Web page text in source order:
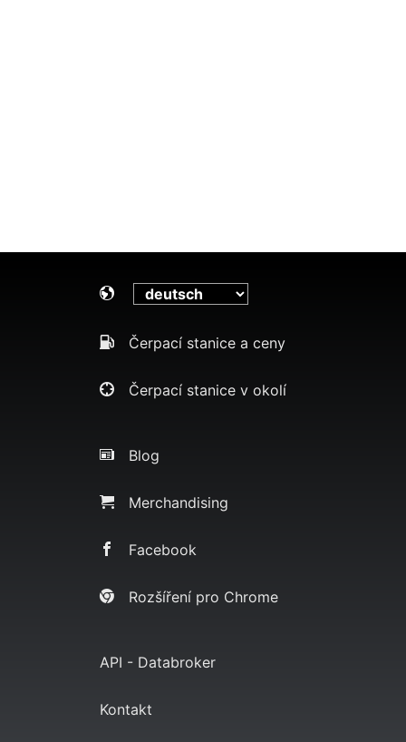
Čerpací stanice a ceny
Čerpací stanice v okolí
Blog
Merchandising
Facebook
Rozšíření pro Chrome
API - Databroker
Kontakt